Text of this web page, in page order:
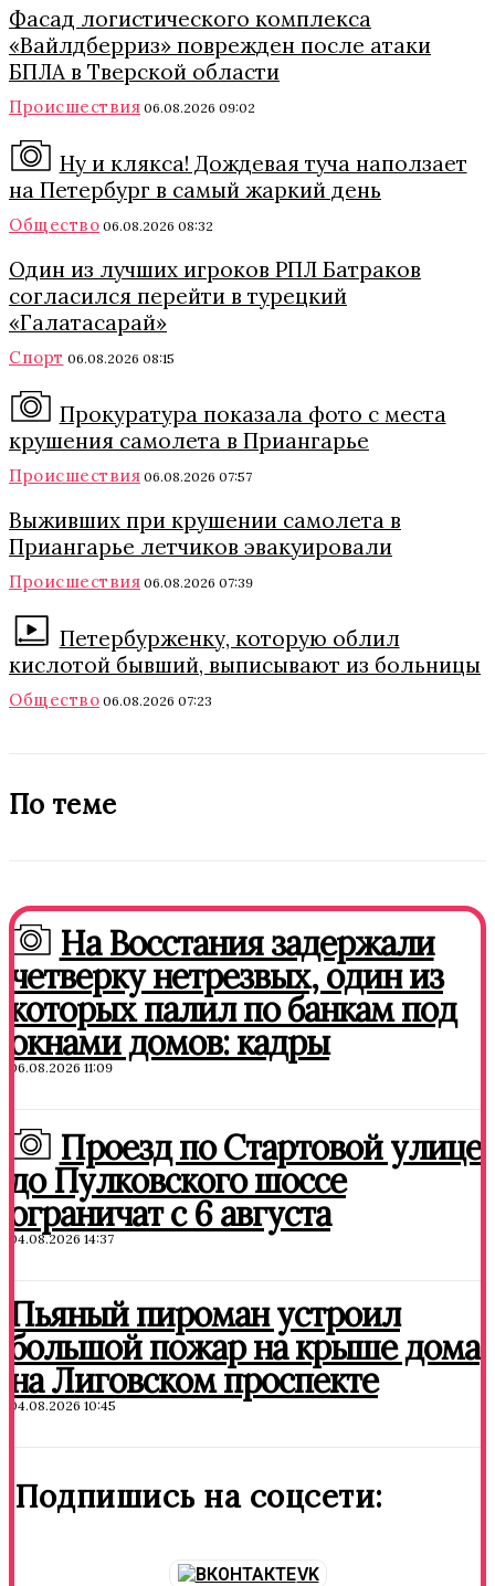
Фасад логистического комплекса
«Вайлдберриз» поврежден после атаки
БПЛА в Тверской области
Происшествия 06.08.2026 09:02
Ну и клякса! Дождевая туча наползает
на Петербург в самый жаркий день
Общество 06.08.2026 08:32
Один из лучших игроков РПЛ Батраков
согласился перейти в турецкий
«Галатасарай»
Спорт 06.08.2026 08:15
Прокуратура показала фото с места
крушения самолета в Приангарье
Происшествия 06.08.2026 07:57
Выживших при крушении самолета в
Приангарье летчиков эвакуировали
Происшествия 06.08.2026 07:39
Петербурженку, которую облил
кислотой бывший, выписывают из больницы
Общество 06.08.2026 07:23
По теме
На Восстания задержали
четверку нетрезвых, один из
которых палил по банкам под
окнами домов: кадры
06.08.2026 11:09
Проезд по Стартовой улице
до Пулковского шоссе
ограничат с 6 августа
04.08.2026 14:37
Пьяный пироман устроил
большой пожар на крыше дома
на Лиговском проспекте
04.08.2026 10:45
Подпишись на соцсети:
VK